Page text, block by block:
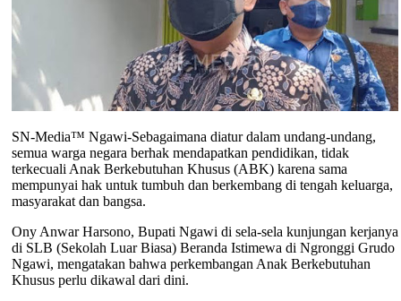
SN-Media™ Ngawi-Sebagaimana diatur dalam undang-undang,
semua warga negara berhak mendapatkan pendidikan, tidak
terkecuali Anak Berkebutuhan Khusus (ABK) karena sama
mempunyai hak untuk tumbuh dan berkembang di tengah keluarga,
masyarakat dan bangsa.
Ony Anwar Harsono, Bupati Ngawi di sela-sela kunjungan kerjanya
di SLB (Sekolah Luar Biasa) Beranda Istimewa di Ngronggi Grudo
Ngawi, mengatakan bahwa perkembangan Anak Berkebutuhan
Khusus perlu dikawal dari dini.